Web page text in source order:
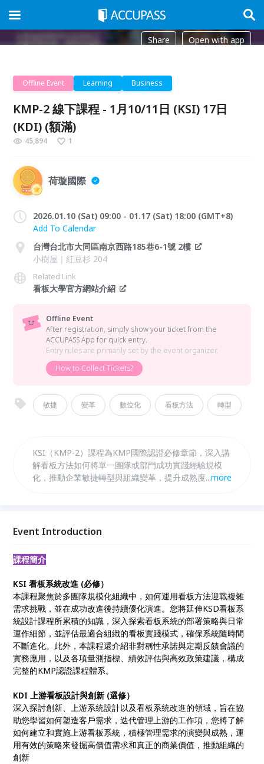
Share Open with app
Offline Event Learning Business
KMP-2 線下課程 - 1月10/11日 (KSI) 17日
(KDI) (額滿)
45,894 1
荷璇國際
2026.01.10 (Sat) 09:00 - 01.17 (Sat) 18:00 (GMT+8)
Add To Calendar
台灣台北市大同區南京西路185巷6-1號 2樓
小樹屋｜紅豆杉 204
Related Link
看板大學官方網站介紹
Offline Event
After registration, simply show your ticket from the
ACCUPASS App for quick entry.
Entry rules are primarily set by the event organizer.
How to Collect Tickets?
敏捷 變革 數位化 看板方法 轉型
KSI（KMP-2）課程為KMP國際認證必修章節，深入講
解看板方法如何將單一團隊或部門成功實踐經驗規模
化，推動企業敏捷轉型與組織變革，提升成熟度與競爭
續改進。
...more
Event Introduction
課程簡介
KSI 看板系統改進 (必修）
本課程聚焦於多團隊規模化組織中，如何運用看板方法迎戰複雜
需求挑戰，並在成功改進後持續優化演進。您將延伸KSD看板系
統設計課程所累積的知識，深入探索看板系統的部署策略與日常
運作細節，並評估最適合組織的看板實踐模式，確保系統隨時間
不斷進化。此外，本課程還介紹非對稱性承諾與定期反饋會議的
實務應用，以及各項量測指標、績效評估與高效政策建議，構成
完整的KMP認證課程體系。
KDI 上游看板設計與創新 (選修）
深入探討創新、上游系統設計以及看板系統改進的領域，旨在協
助您學習如何塑造客戶需求，迭代管理上游的工作項，您將了解
如何建立和實施上游看板系統，積極管理需求的演變與成熟，運
用有效的策略來發掘高價值需求和真正的商業價值，推動組織的
創新